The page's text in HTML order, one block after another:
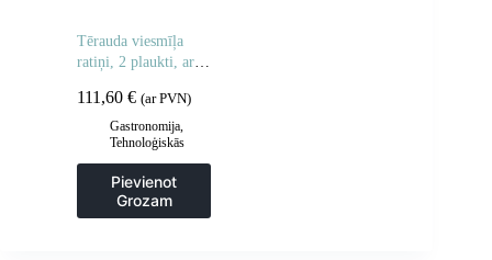
Tērauda viesmīļa
ratiņi, 2 plaukti, ar
111,60 € (ar PVN)
Gastronomija,
Tehnoloģiskās
un transporta ratiņi
Virtuve
Pievienot
Grozam